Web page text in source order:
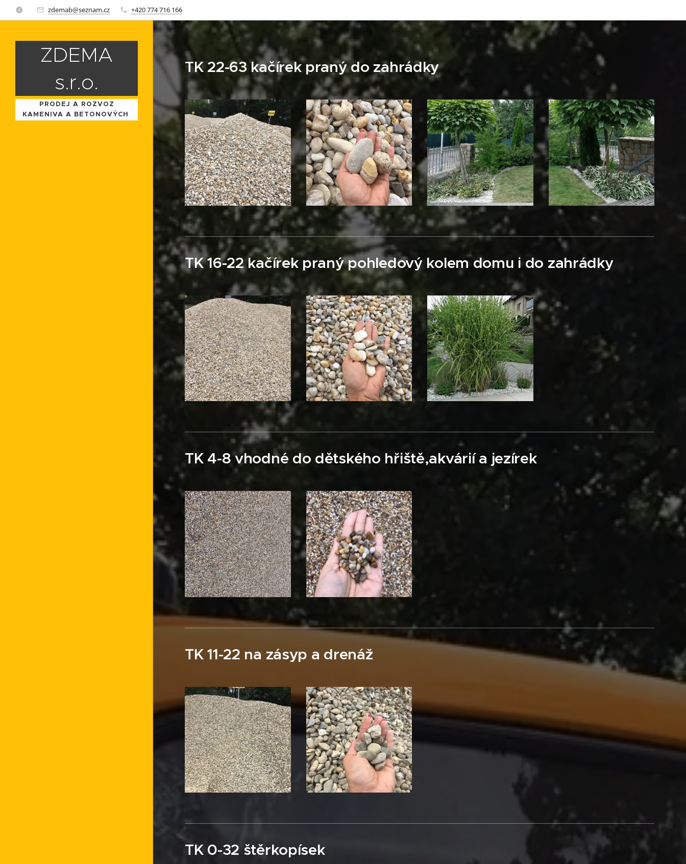
zdemab@seznam.cz +420 774 716 166
ZDEMA
s.r.o.
PRODEJ A ROZVOZ
KAMENIVA A BETONOVÝCH
TK 22-63 kačírek praný do zahrádky
TK 16-22 kačírek praný pohledový kolem domu i do zahrádky
TK 4-8 vhodné do dětského hřiště,akvárií a jezírek
TK 11-22 na zásyp a drenáž
TK 0-32 štěrkopísek